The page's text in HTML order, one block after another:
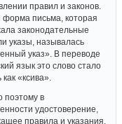
правил и законов.
форма письма, которая
законодательные
указы, называлась
указ». В переводе
язык это слово стало
как «ксива».
поэтому в
удостоверение,
правила и указания,